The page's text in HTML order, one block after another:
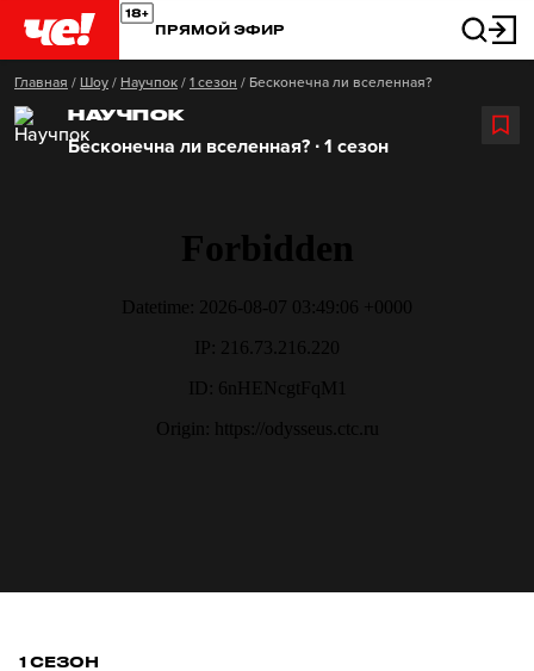
ПРЯМОЙ ЭФИР
Главная / Шоу / Научпок / 1 сезон / Бесконечна ли вселенная?
НАУЧПОК
Бесконечна ли вселенная? ∙ 1 сезон
1 СЕЗОН